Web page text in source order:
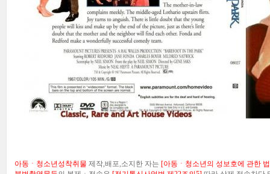
아동ㆍ청소년성착취물 제작,배포,소지한 자는 [아동ㆍ청소년의 성보호에 관한